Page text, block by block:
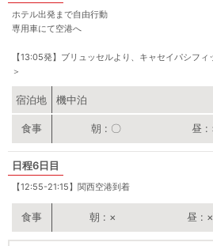
ホテル出発まで自由行動
専用車にて空港へ
【13:05発】ブリュッセルより、キャセイパシフ
＞
宿泊地 機中泊
朝 〇 昼
6日目
【12:55-21:15】関西空港到着
朝 × 昼 ×